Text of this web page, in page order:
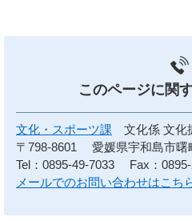
このページに関
文化・スポーツ課
文化係 文化
〒798-8601
愛媛県宇和島市曙
Tel：0895-49-7033
Fax：
メールでのお問い合わせはこち